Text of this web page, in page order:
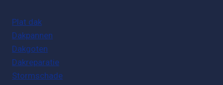
Plat dak
Dakpannen
Dakgoten
Dakreparatie
Stormschade